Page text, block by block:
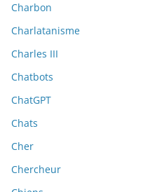
Charbon
Charlatanisme
Charles III
Chatbots
ChatGPT
Chats
Cher
Chercheur